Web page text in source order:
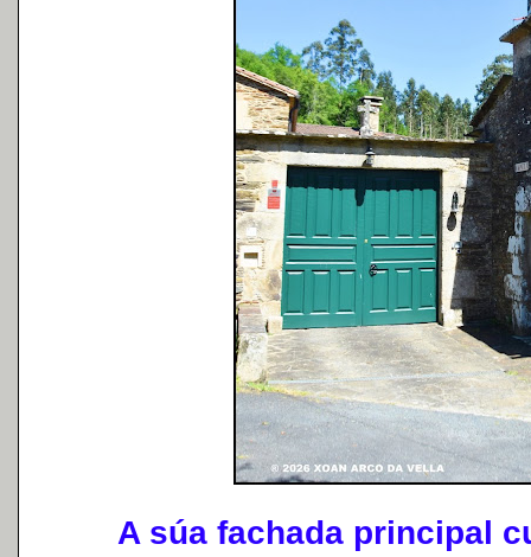
A súa fachada principal